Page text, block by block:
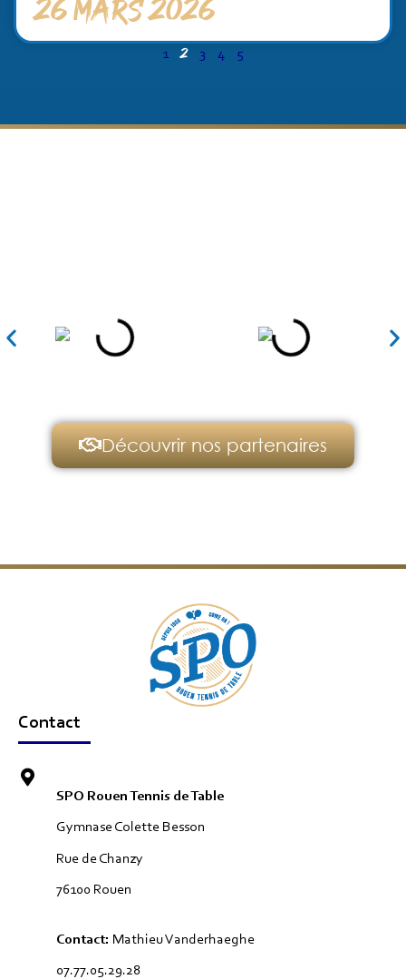
26 mars 2026
1 2 3 4 5
Découvrir nos partenaires
Contact
SPO Rouen Tennis de Table
Gymnase Colette Besson
Rue de Chanzy
76100 Rouen
Contact: Mathieu Vanderhaeghe
07.77.05.29.28